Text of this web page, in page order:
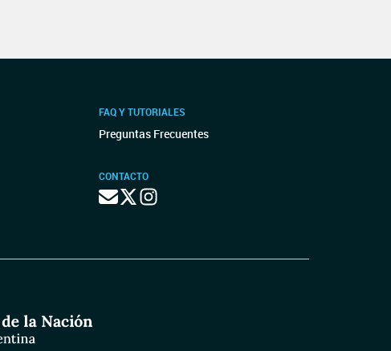
FAQ Y TUTORIALES
Preguntas Frecuentes
CONTACTO